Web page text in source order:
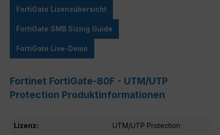
FortiGate Lizenzübersicht
FortiGate SMB Sizing Guide
FortiGate Live-Demo
Fortinet FortiGate-80F - UTM/UTP
Protection Produktinformationen
Lizenz: UTM/UTP Protection